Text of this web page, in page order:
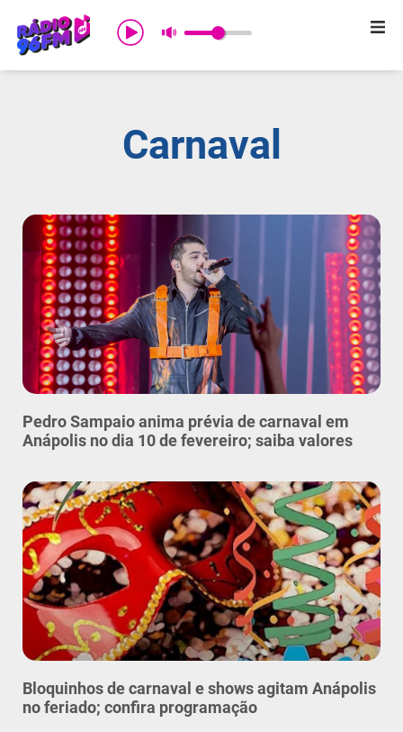
Início
Promoções
Notícias
Comercial
Contato
Carnaval
Pedro Sampaio anima prévia de carnaval em
Anápolis no dia 10 de fevereiro; saiba valores
Bloquinhos de carnaval e shows agitam Anápolis
no feriado; confira programação